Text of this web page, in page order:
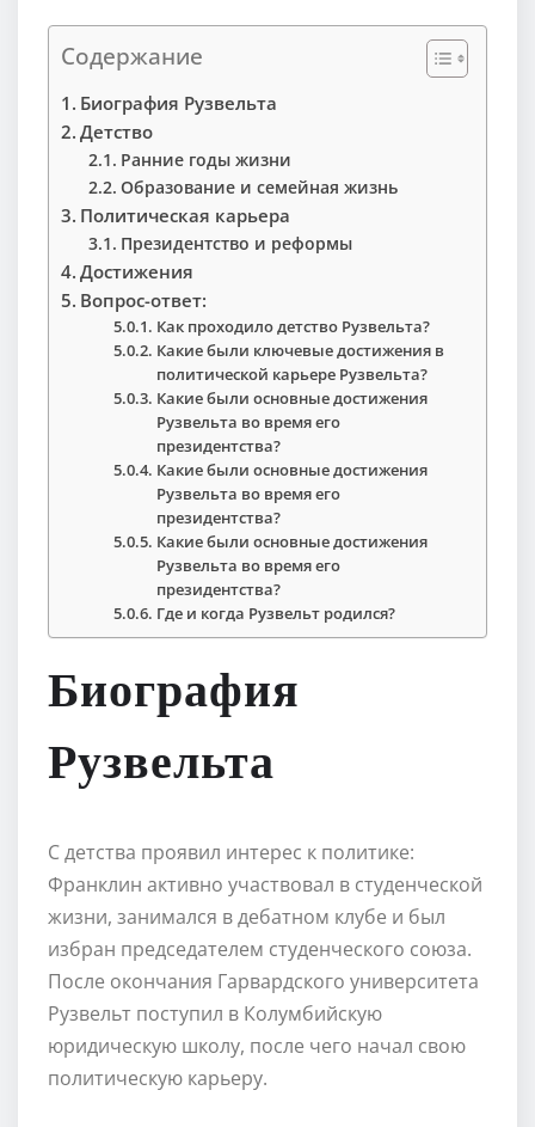
Содержание
Биография Рузвельта
Детство
Ранние годы жизни
Образование и семейная жизнь
Политическая карьера
Президентство и реформы
Достижения
Вопрос-ответ:
Как проходило детство Рузвельта?
Какие были ключевые достижения в
политической карьере Рузвельта?
Какие были основные достижения
Рузвельта во время его
президентства?
Какие были основные достижения
Рузвельта во время его
президентства?
Какие были основные достижения
Рузвельта во время его
президентства?
Где и когда Рузвельт родился?
Биография
Рузвельта
С детства проявил интерес к политике:
Франклин активно участвовал в студенческой
жизни, занимался в дебатном клубе и был
избран председателем студенческого союза.
После окончания Гарвардского университета
Рузвельт поступил в Колумбийскую
юридическую школу, после чего начал свою
политическую карьеру.